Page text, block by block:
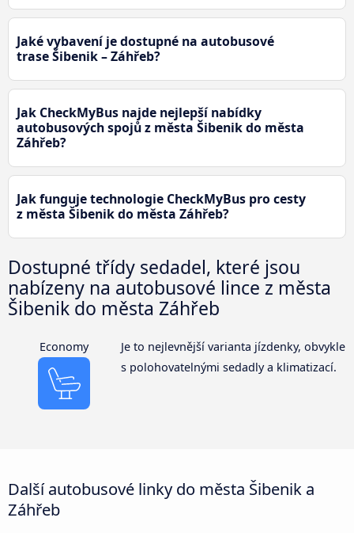
Jaké vybavení je dostupné na autobusové
trase Šibenik – Záhřeb?
Jak CheckMyBus najde nejlepší nabídky
autobusových spojů z města Šibenik do města
Záhřeb?
Jak funguje technologie CheckMyBus pro cesty
z města Šibenik do města Záhřeb?
Dostupné třídy sedadel, které jsou
nabízeny na autobusové lince z města
Šibenik do města Záhřeb
Economy
Je to nejlevnější varianta jízdenky, obvykle
s polohovatelnými sedadly a klimatizací.
Další autobusové linky do města Šibenik a
Záhřeb